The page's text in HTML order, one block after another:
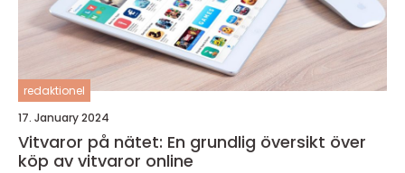
redaktionel
17. January 2024
Vitvaror på nätet: En grundlig översikt över
köp av vitvaror online